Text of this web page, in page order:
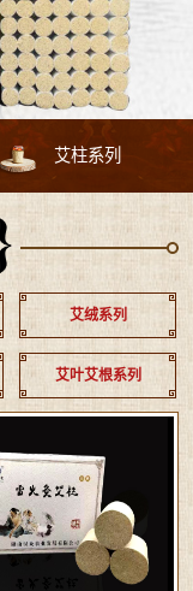
艾柱系列
艾绒系列
艾叶艾根系列